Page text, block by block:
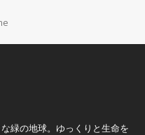
緑の地球。ゆっくりと生命を